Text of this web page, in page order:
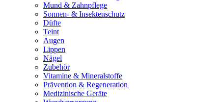
Mund & Zahnpflege
Sonnen- & Insektenschutz
Düfte
Teint
Augen
Lippen
Nägel
Zubehör
Vitamine & Mineralstoffe
Prävention & Regeneration
Medizinische Geräte